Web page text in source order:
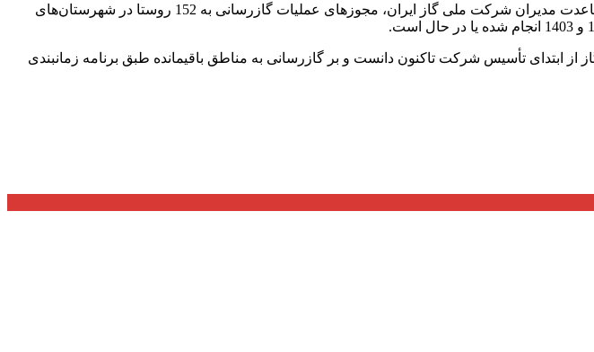
جمال‌نیکویی در بخشی دیگر از سخنان خود، درخصوص پروژه‌های در دست اجرای این شرکت، گفت: با مساعدت مدیران شرکت ملی گاز ایران، مجوزهای عملیات گازرسانی به 152 روستا در شهرستان‌های
تأسیس شرکت تاکنون دانست و بر گازرسانی به مناطق باقیمانده طبق برنامه زمانبندی